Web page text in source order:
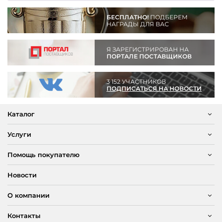
БЕСПЛАТНО!ПОДБЕРЕМ
НАГРАДЫ ДЛЯ ВАС
Я ЗАРЕГИСТРИРОВАН НА
ПОРТАЛЕ ПОСТАВЩИКОВ
3 152 УЧАСТНИКОВ
ПОДПИСАТЬСЯ НА НОВОСТИ
Каталог
Услуги
Помощь покупателю
Новости
О компании
Контакты